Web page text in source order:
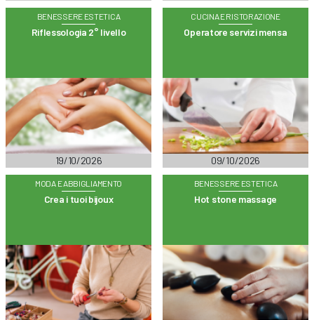
BENESSERE ESTETICA
Riflessologia 2° livello
19/10/2026
CUCINA E RISTORAZIONE
Operatore servizi mensa
09/10/2026
MODA E ABBIGLIAMENTO
Crea i tuoi bijoux
BENESSERE ESTETICA
Hot stone massage